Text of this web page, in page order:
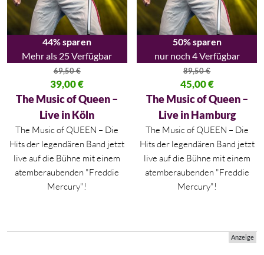
44% sparen
Mehr als 25 Verfügbar
69,50€
Ursprünglicher Preis war: 69,50 €
39,00€
Aktueller Preis ist: 39,00 €.
The Music of Queen –
Live in Köln
The Music of QUEEN – Die
Hits der legendären Band jetzt
live auf die Bühne mit einem
atemberaubenden "Freddie
Mercury"!
50% sparen
nur noch 4 Verfügbar
89,50€
Ursprünglicher Preis war:
45,00€
Aktueller Preis ist: 45,00 €.
The Music of Queen –
Live in Hamburg
The Music of QUEEN – Die
Hits der legendären Band jetzt
live auf die Bühne mit einem
atemberaubenden "Freddie
Mercury"!
Anzeige